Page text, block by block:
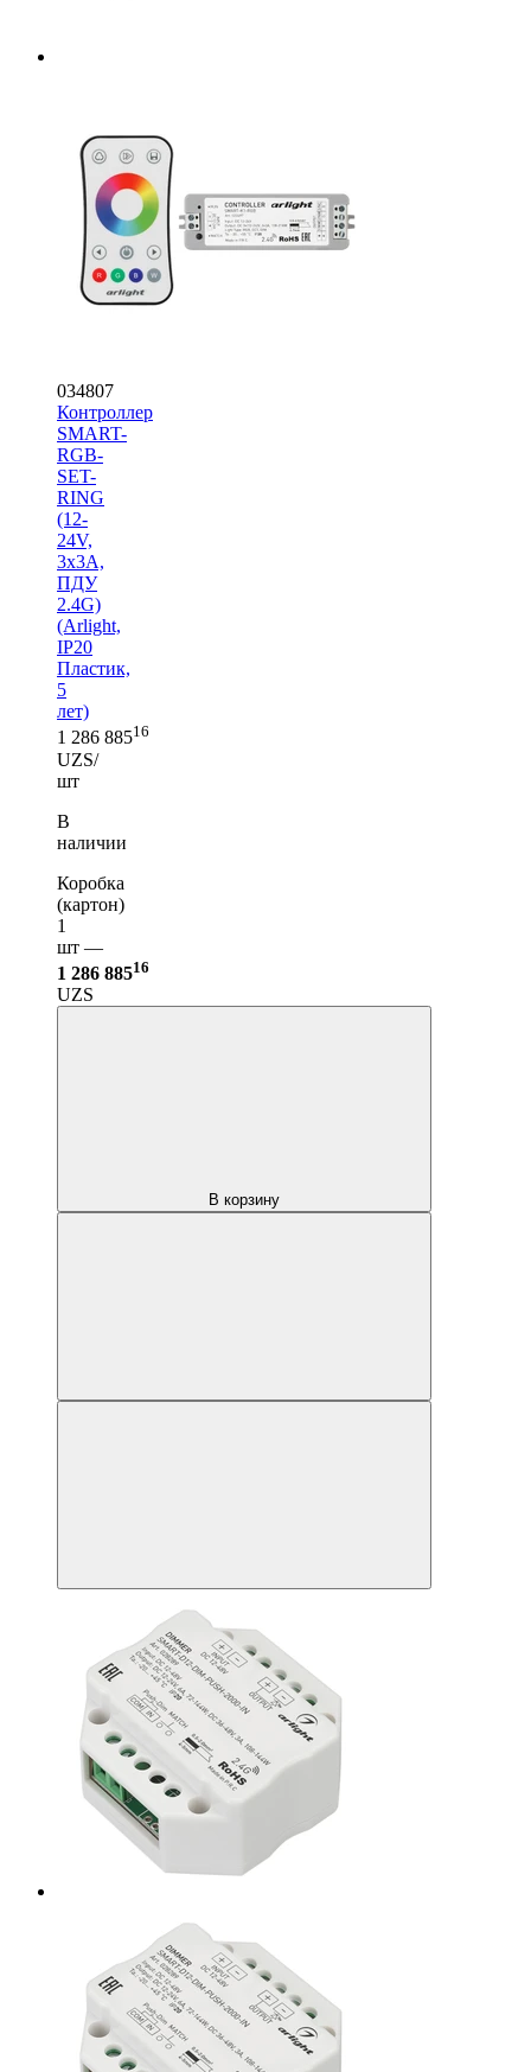
034807
Контроллер
SMART-
RGB-
SET-
RING
(12-
24V,
3x3A,
ПДУ
2.4G)
(Arlight,
IP20
Пластик,
5
лет)
1 286 88516
UZS/
шт
В
наличии
Коробка
(картон)
1
шт —
1 286 88516
UZS
В корзину